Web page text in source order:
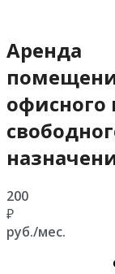
Аренда
офисного
200
₽
руб./мес.